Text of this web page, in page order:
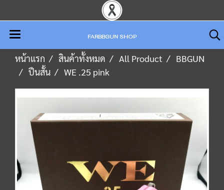
FARBBGUN SHOP
หน้าแรก สินค้าทั้งหมด All Product
BBGUN
ปืนสั้น
WE .25 pink